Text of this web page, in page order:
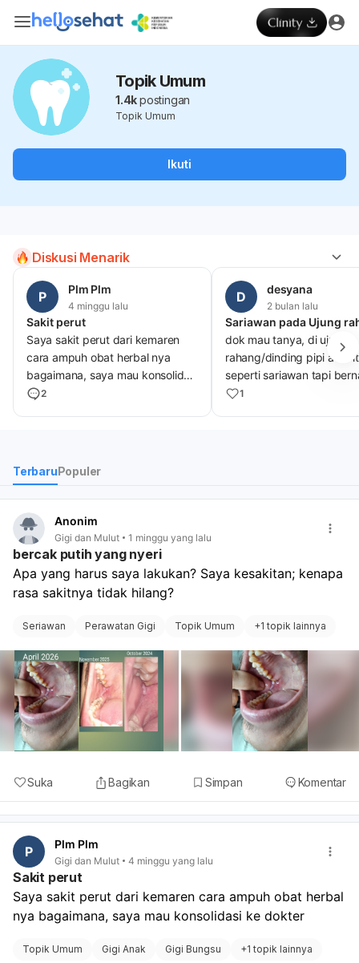
Topik Umum
1.4kpostingan
Topik Umum
Ikuti
Diskusi Menarik
P Plm Plm
4 minggu lalu
Sakit perut
Saya sakit perut dari kemaren
cara ampuh obat herbal nya
bagaimana, saya mau konsolidasi
ke dokter
2
D desyana
2 bulan lalu
dok mau tanya, di ujung
rahang/dinding pipi atas
seperti sariawan tapi
dan sakit, susah buat
1
TerbaruPopuler
Anonim
Gigi dan Mulut 1 minggu yang lalu
bercak putih yang nyeri
Apa yang harus saya lakukan? Saya kesakitan; kenapa
rasa sakitnya tidak hilang?
Seriawan Perawatan Gigi Topik Umum +1 topik lainnya
Suka Bagikan Simpan Komentar
P Plm Plm
Gigi dan Mulut 4 minggu yang lalu
Sakit perut
Saya sakit perut dari kemaren cara ampuh obat herbal
nya bagaimana, saya mau konsolidasi ke dokter
Topik Umum Gigi Anak Gigi Bungsu +1 topik lainnya